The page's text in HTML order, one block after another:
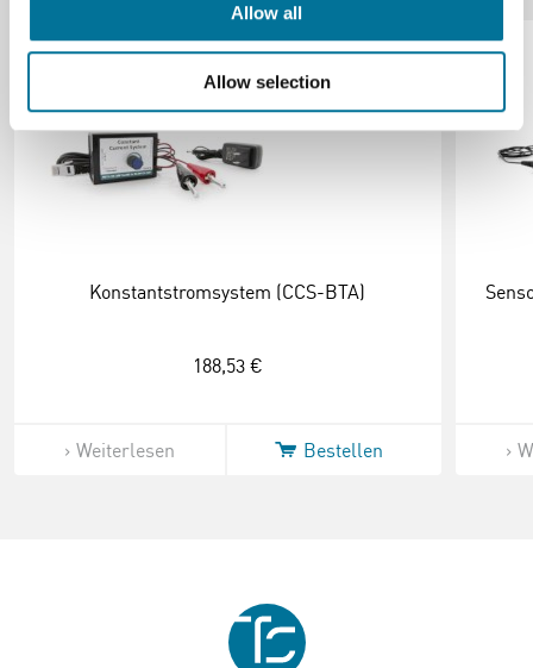
Allow all
Allow selection
Konstantstromsystem (CCS-BTA)
188,53 €
Weiterlesen Bestellen